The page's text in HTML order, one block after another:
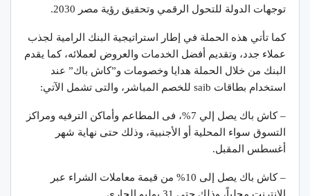
توجهات الدولة للتحول الرقمي وتحقيق رؤية مصر 2030.
كما تأتي هذه الحملة في إطار استراتيجية البنك الرامية لجذب
عملاء جدد، وتقديم أفضل الخدمات والعروض لعملائه، كما يقدم
البنك من خلال الحملة هدايا وخصومات و”كاش باك” عند
استخدام بطاقات saib للخصم المباشر، والتى تشمل الآتي:
– كاش باك يصل إلي 7%، فى المطاعم وأماكن الترفيه ومراكز
التسوق سواء المحلية أو الأجنبية، وذلك حتى نهاية شهر
أغسطس المقبل.
– كاش باك يصل إلى 10% من قيمة معاملات الشراء عبر